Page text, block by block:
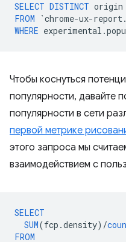
SELECT DISTINCT origin
FROM
`chrome-ux-report.
WHERE experimental .
Чтобы коснуться
популярности, давайте
популярности в сети
первой метрике
этого запроса мы
взаимодействием с
SELECT
SUM(fcp .density) /
FROM